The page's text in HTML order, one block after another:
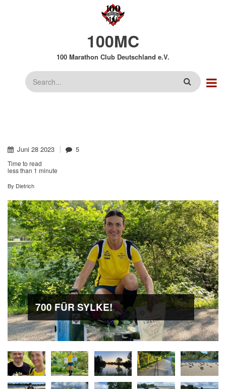
100MC
100 Marathon Club Deutschland e.V.
Suche
Juni 28 2023 5
Time to read
less than 1 minute
By Dietrich
700 FÜR SYLKE!